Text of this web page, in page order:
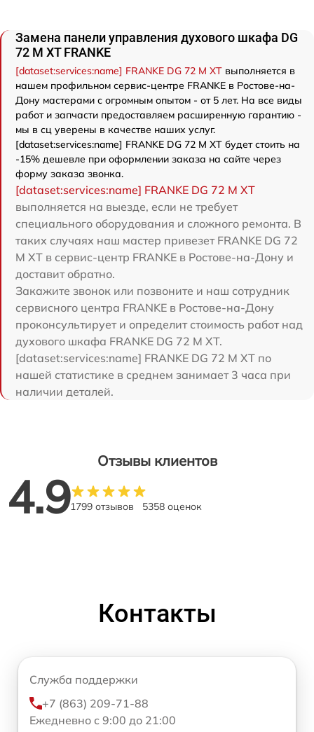
Замена панели управления духового шкафа DG
72 M XT FRANKE
[dataset:services:name] FRANKE DG 72 M XT выполняется в
нашем профильном сервис-центре FRANKE в Ростове-на-
Дону мастерами с огромным опытом - от 5 лет. На все виды
работ и запчасти предоставляем расширенную гарантию -
мы в сц уверены в качестве наших услуг.
[dataset:services:name] FRANKE DG 72 M XT будет стоить на
-15% дешевле при оформлении заказа на сайте через
форму заказа звонка.
[dataset:services:name] FRANKE DG 72 M XT
выполняется на выезде, если не требует
специального оборудования и сложного ремонта. В
таких случаях наш мастер привезет FRANKE DG 72
M XT в сервис-центр FRANKE в Ростове-на-Дону и
доставит обратно.
Закажите звонок или позвоните и наш сотрудник
сервисного центра FRANKE в Ростове-на-Дону
проконсультирует и определит стоимость работ над
духового шкафа FRANKE DG 72 M XT.
[dataset:services:name] FRANKE DG 72 M XT по
нашей статистике в среднем занимает 3 часа при
наличии деталей.
Отзывы клиентов
4.91799 отзывов 5358 оценок
Контакты
Служба поддержки
+7 (863) 209-71-88
Ежедневно с 9:00 до 21:00